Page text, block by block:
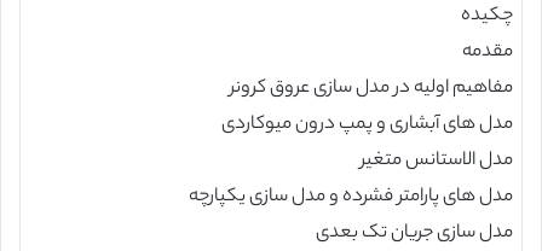
چکیده
مقدمه
مفاهیم اولیه در مدل سازی عروق کرونر
مدل های آبشاری و پمپ درون میوکاردی
مدل الاستانس متغیر
مدل های پارامتر فشرده و مدل سازی یکپارچه
مدل سازی جریان تک بعدی